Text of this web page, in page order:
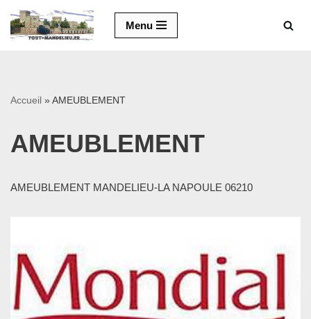
Aller
Menu
Accueil »AMEUBLEMENT
AMEUBLEMENT
AMEUBLEMENT MANDELIEU-LA NAPOULE 06210